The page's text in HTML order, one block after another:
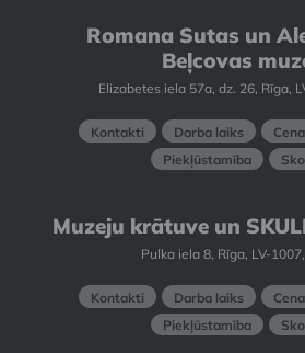
Romana Sutas un
Beļcovas
Elizabetes iela 57a, dz. 26, Rīga,
Kontakti Darba laiks
Piekļūstamība
Muzeju krātuve un
Pulka iela 8, Rīga, LV-
Kontakti Darba laiks
Piekļūstamība